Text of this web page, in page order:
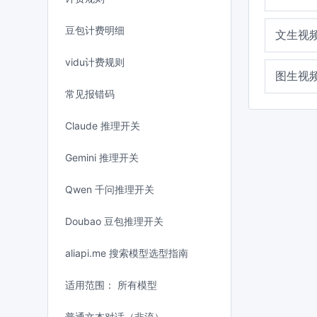
豆包计费明细
vidu计费规则
常见报错码
Claude 推理开关
Gemini 推理开关
Qwen 千问推理开关
Doubao 豆包推理开关
aliapi.me 搜索模型选型指南
适用范围： 所有模型
文生视
图生视